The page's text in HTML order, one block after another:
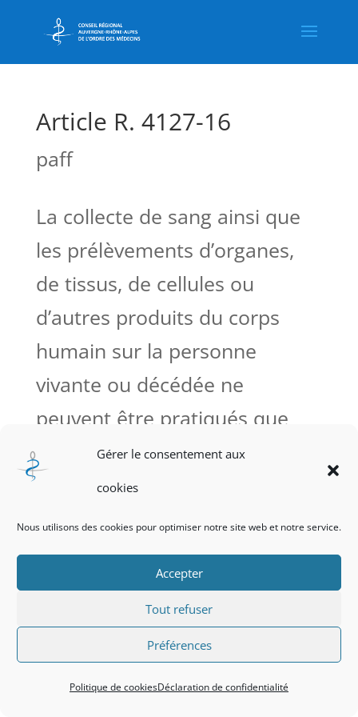
Gérer le consentement aux
cookies
Nous utilisons des cookies pour optimiser notre site web et notre service.
Accepter
Tout refuser
Préférences
Politique de cookiesDéclaration de confidentialité
Article R. 4127-16
paff
La collecte de sang ainsi que
les prélèvements d’organes,
de tissus, de cellules ou
d’autres produits du corps
humain sur la personne
vivante ou décédée ne
peuvent être pratiqués que
dans les cas et les conditions
définis par la loi.
Politique de cookies
Déclaration de confidentialité
© CROM-AURA - 2024